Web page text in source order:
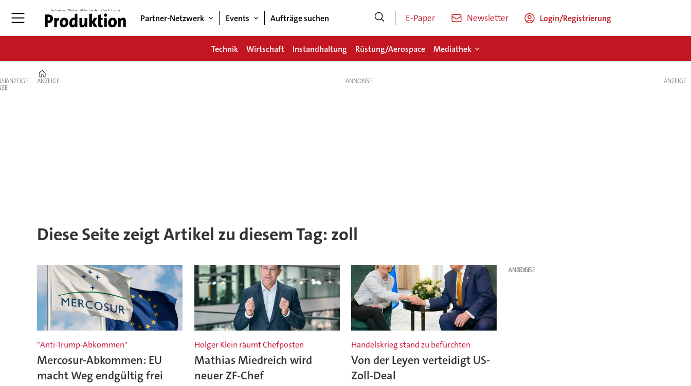
Partner-Netzwerk Events Aufträge suchen E-Paper Newsletter Login/Registrierung
Technik Wirtschaft Instandhaltung Rüstung/Aerospace Mediathek
ANZEIGE ANZEIGE
Diese Seite zeigt Artikel zu diesem Tag: zoll
"Anti-Trump-Abkommen"
Mercosur-Abkommen: EU
macht Weg endgültig frei
Holger Klein räumt Chefposten
Mathias Miedreich wird
neuer ZF-Chef
Handelskrieg stand zu befürchten
Von der Leyen verteidigt US-
Zoll-Deal
ANZEIGE
ANZEIGE